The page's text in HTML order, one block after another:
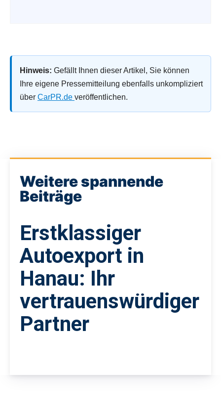
Hinweis: Gefällt Ihnen dieser Artikel, Sie können
Ihre eigene Pressemitteilung ebenfalls unkompliziert
über CarPR.de veröffentlichen.
Weitere spannende
Beiträge
Erstklassiger
Autoexport in
Hanau: Ihr
vertrauenswürdiger
Partner